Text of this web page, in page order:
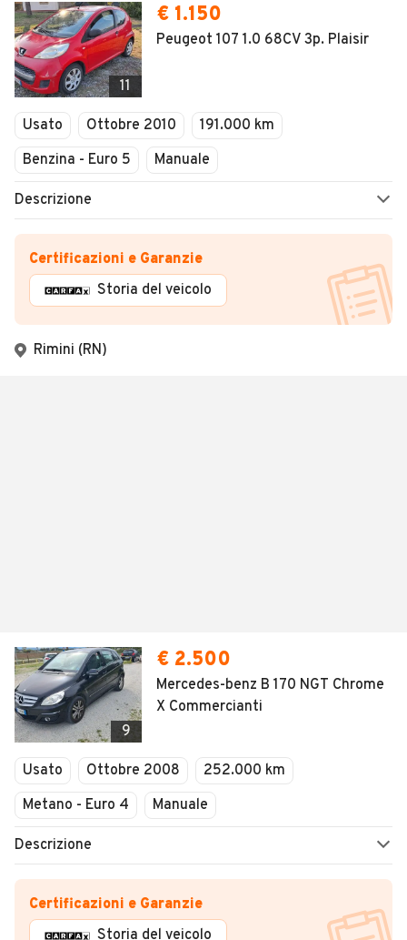
11
€ 1.150
Peugeot 107 1.0 68CV 3p. Plaisir
Usato Ottobre 2010
191.000 km
Benzina - Euro 5
Manuale
Descrizione
Certificazioni e Garanzie
Storia del veicolo
Rimini (RN)
9
€ 2.500
Mercedes-benz B 170 NGT Chrome
X Commercianti
Usato Ottobre 2008
252.000 km
Metano - Euro 4
Manuale
Descrizione
Certificazioni e Garanzie
Storia del veicolo